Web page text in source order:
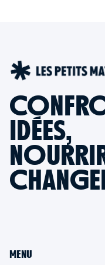
IDÉES,
MENU